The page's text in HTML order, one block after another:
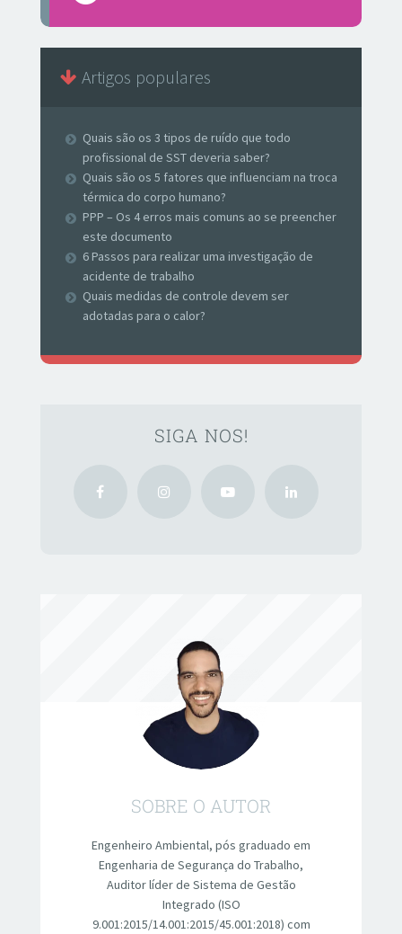
Artigos populares
Quais são os 3 tipos de ruído que todo
profissional de SST deveria saber?
Quais são os 5 fatores que influenciam na troca
térmica do corpo humano?
PPP – Os 4 erros mais comuns ao se preencher
este documento
6 Passos para realizar uma investigação de
acidente de trabalho
Quais medidas de controle devem ser
adotadas para o calor?
SIGA NOS!
SOBRE O AUTOR
Engenheiro Ambiental, pós graduado em
Engenharia de Segurança do Trabalho,
Auditor líder de Sistema de Gestão
Integrado (ISO
9.001:2015/14.001:2015/45.001:2018) com